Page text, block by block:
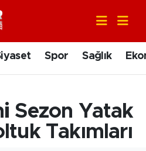
Spor Sağlık
Sezon Yatak
Takımları
ve Fikstür